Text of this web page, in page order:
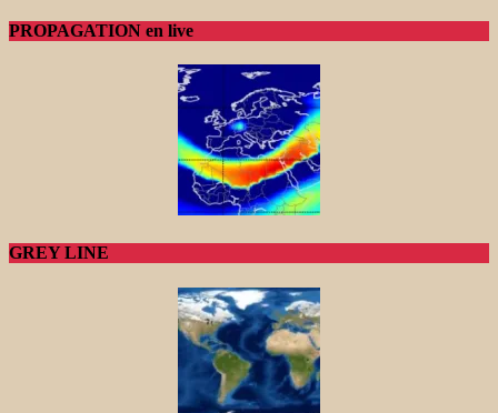
PROPAGATION en live
GREY LINE